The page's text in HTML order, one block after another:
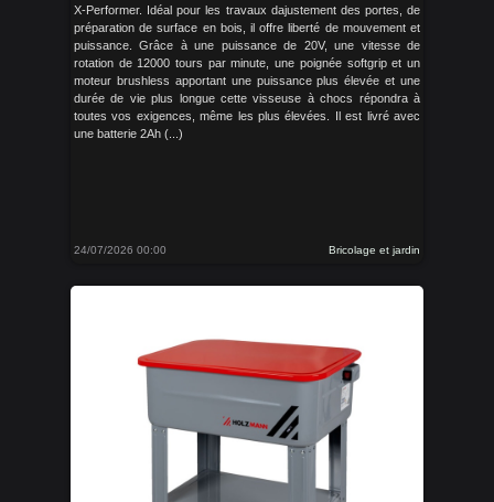
X-Performer. Idéal pour les travaux dajustement des portes, de
préparation de surface en bois, il offre liberté de mouvement et
puissance. Grâce à une puissance de 20V, une vitesse de
rotation de 12000 tours par minute, une poignée softgrip et un
moteur brushless apportant une puissance plus élevée et une
durée de vie plus longue cette visseuse à chocs répondra à
toutes vos exigences, même les plus élevées. Il est livré avec
une batterie 2Ah (...)
24/07/2026 00:00 Bricolage et jardin